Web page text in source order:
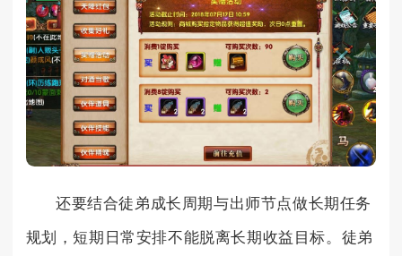
还要结合徒弟成长周期与出师节点做长期任务
规划，短期日常安排不能脱离长期收益目标。徒弟